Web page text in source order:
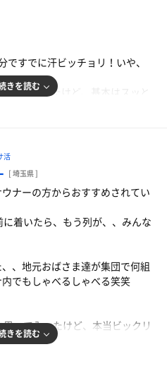
な？と思いきや、水深100cm！
らプールみたいで、気持ち良
出て左側に汗を流すシャワー、
ペースのベンチ、思わずゴロ
ど、温泉も気持ち良かったし、
スパ良。
、お風呂出てから3時間たった
持ち良い締め括り。
本当に幸せな一年だったなー
すでに汗ビッチョリ！いや、
もできてたけど、基本はスッと
間です！と言われたけど、あ
いし、どうしようかと思った
はいるなら、シングル水風呂
、ケロよりは汗は出ず。
分あっという間
けども、そこまで熱くなく香り
ードって！もう最高過ぎでしょ
せてもらった
きを読む
活
[ 埼玉県 ]
ナーの方からおすすめされてい
着いたら、もう列が、、みんな
、地元おばさま達が集団で何組
でもしゃべるしゃべる笑笑
って入ったけど、本当ビックリ
ど、耐えられない！！2段目く
きを読む